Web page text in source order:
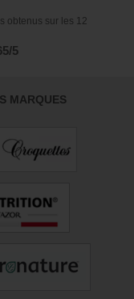
obtenus sur les 12
5
MARQUES